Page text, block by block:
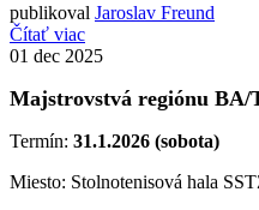
publikoval Jaroslav Freund
Čítať viac
01 dec 2025
Majstrovstvá regiónu BA/
Termín: 31.1.2026 (sobota)
Miesto: Stolnotenisová hala